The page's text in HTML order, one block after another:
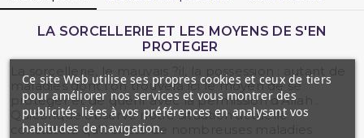
LA SORCELLERIE ET LES MOYENS DE S'EN
PROTEGER
maladies dont l'on trouvera ici le moyen de se
protéger et de guérir avec la permission d'Allah .
Quiconque observe notre situation actuelle
constatera qu'il existe de nombreuses maladies
Ce site Web utilise ses propres cookies et ceux de tiers
pour améliorer nos services et vous montrer des
publicités liées à vos préférences en analysant vos
habitudes de navigation.